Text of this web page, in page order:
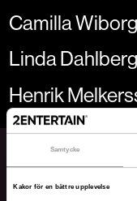
Samtycke
Kakor för en bättre upplevelse
Camilla Wiborg
Linda Dahlberg
Henrik
Missa inga